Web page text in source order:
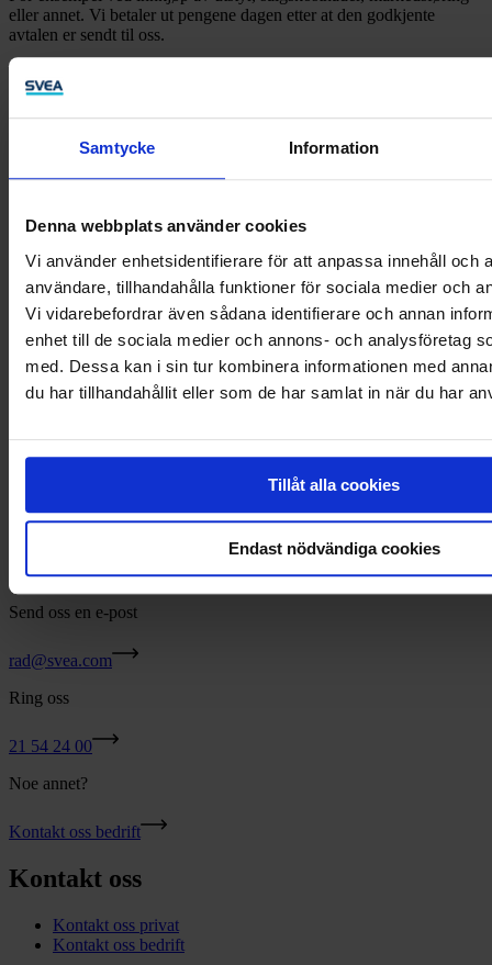
Samtycke Information
Denna webbplats använder cookies
Vi använder enhetsidentifierare för att anpassa innehåll och
användare, tillhandahålla funktioner för sociala medier och
Vi vidarebefordrar även sådana identifierare och annan
enhet till de sociala medier och annons- och analysföretag
med. Dessa kan i sin tur kombinera informationen med
du har tillhandahållit eller som de har samlat in när du har
Tillåt alla cookies
Endast nödvändiga cookies
eller annet. Vi betaler ut pengene dagen etter at den godkjente
avtalen er sendt til oss.
Håndterer du en stor mengde faktura?
Svea har utviklet en ny digital løsning som gjør at hele kundereisen
gjennomføres digitalt, inkludert kredittsjekk av kunden og signering
av kontrakten med BankID. Når salgsprosessen er gjennomført
sendes det ut tre kopier av kontrakten. Et eksemplar til selskapet, et
til Svea, og et til sluttkunden. Løsningen fungerer både for kunder
som selger B2C og B2B.
Hvordan fungerer Digisign?
Her kan du se hvordan Digisign fungerer for deg. Enklere og
raskere med digital signering av dine kontrakter.
For å vise innholdet må du godta
informasjonskapsler (cookies)
Godta informasjonskapsler
Send oss en e-post
rad@svea.com
Ring oss
21 54 24 00
Noe annet?
Kontakt oss bedrift
Kontakt oss
Kontakt oss privat
Kontakt oss bedrift